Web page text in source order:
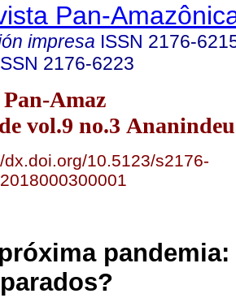
Pan-
impresa ISSN 2176-
2176-6223
Amaz
vol.9 no.3
dx.doi.org/10.5123/s2176-